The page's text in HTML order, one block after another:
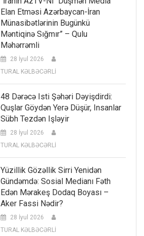
Elan Etməsi Azərbaycan-İran
Münasibətlərinin Bugünkü
Məntiqinə Sığmır” – Qulu
Məhərrəmli
28 İyul 2026
TURAL KƏLBƏCƏRLİ
48 Dərəcə Isti Şəhəri Dəyişdirdi:
Quşlar Göydən Yerə Düşür, Insanlar
Sübh Tezdən Işləyir
28 İyul 2026
TURAL KƏLBƏCƏRLİ
Yüzillik Gözəllik Sirri Yenidən
Gündəmdə: Sosial Medianı Fəth
Edən Mərakeş Dodaq Boyası –
Aker Fassi Nədir?
28 İyul 2026
TURAL KƏLBƏCƏRLİ